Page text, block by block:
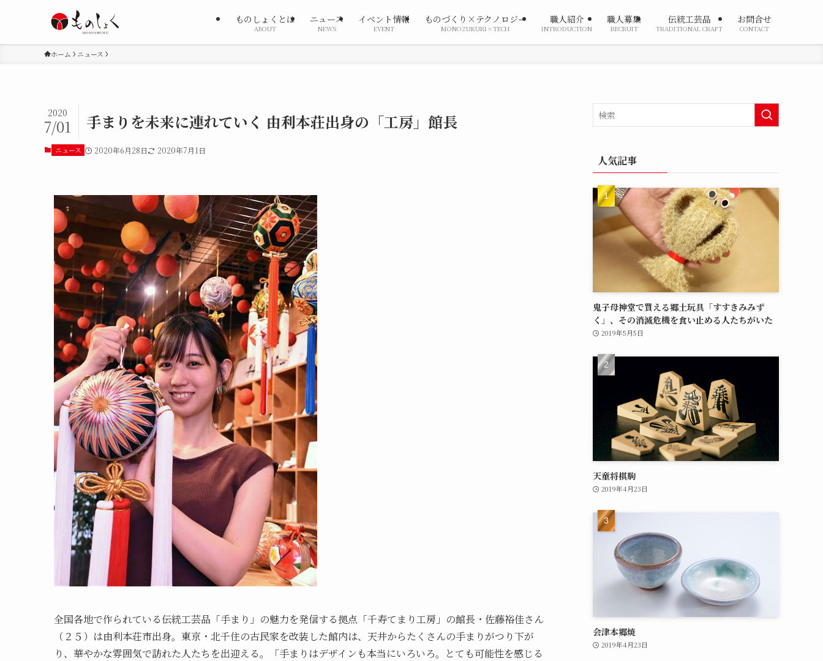
ものしょくとは
ABOUT
ニュース
NEWS
イベント情報
EVENT
ものづくり×テクノロジー
MONOZUKURI×TECH
職人紹介
INTRODUCTION
職人募集
RECRUIT
伝統工芸品
TRADITIONAL CRAFT
お問合せ
CONTACT
ホーム ニュース
手まりを未来に連れていく 由利本荘出身の「工房」館長
2020
7/01
ニュース 2020年6月28日 2020年7月1日
全国各地で作られている伝統工芸品「手まり」の魅力を発信する拠点「千寿てまり工房」の館長・佐藤裕佳さん
（２５）は由利本荘市出身。東京・北千住の古民家を改装した館内は、天井からたくさんの手まりがつり下が
り、華やかな雰囲気で訪れた人たちを出迎える。「手まりはデザインも本当にいろいろ。とても可能性を感じる
人気記事
鬼子母神堂で買える郷土玩具「すすきみみず
く」、その消滅危機を食い止める人たちがいた
2019年5月5日
天童将棋駒
2019年4月23日
会津本郷焼
2019年4月23日